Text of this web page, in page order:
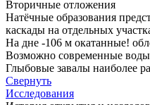
Вторичные отложения
Натёчные образования
каскады на отдельных
На дне -106 м окатанные!
Возможно современные
Глыбовые завалы наиболее
Свернуть
Исследования